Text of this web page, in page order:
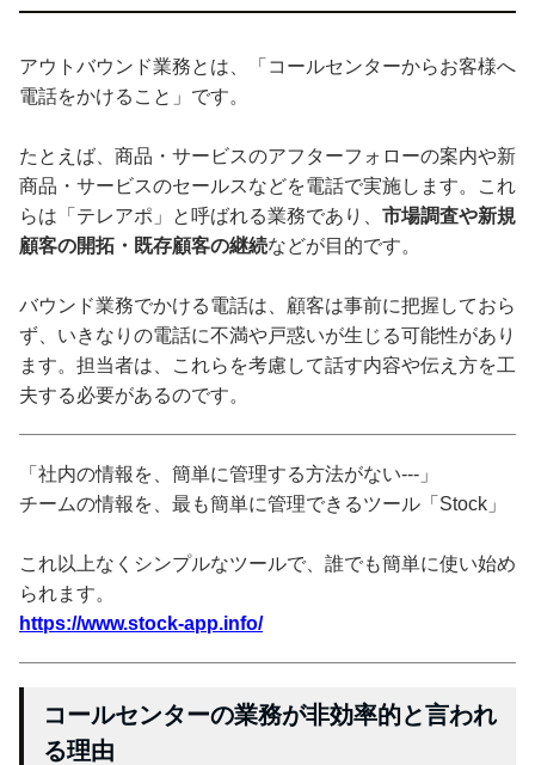
アウトバウンド業務とは、「コールセンターからお客様へ
電話をかけること」です。
たとえば、商品・サービスのアフターフォローの案内や新
商品・サービスのセールスなどを電話で実施します。これ
らは「テレアポ」と呼ばれる業務であり、 市場調査や新規
顧客の開拓・既存顧客の継続などが目的です。
バウンド業務でかける電話は、顧客は事前に把握しておら
ず、いきなりの電話に不満や戸惑いが生じる可能性があり
ます。担当者は、これらを考慮して話す内容や伝え方を工
夫する必要があるのです。
「社内の情報を、簡単に管理する方法がない---」
チームの情報を、最も簡単に管理できるツール「Stock」
これ以上なくシンプルなツールで、誰でも簡単に使い始め
られます。
https://www.stock-app.info/
コールセンターの業務が非効率的と言われ
る理由